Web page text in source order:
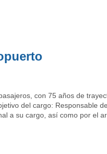
con 75 años de
del cargo: Responsable de
a su cargo, así como por el